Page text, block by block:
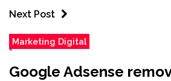
Next Post
Marketing Digital
Google Adsense